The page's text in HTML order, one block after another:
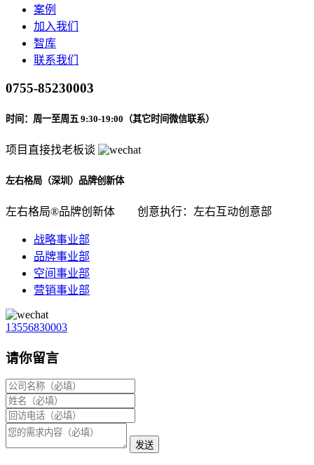
案例
加入我们
智库
联系我们
0755-85230003
时间：周一至周五 9:30-19:00（其它时间微信联系）
项目直接找老板谈
左右格局（深圳）品牌创新体
左右格局®品牌创新体 创意执行：左右互动创意部
战略事业部
品牌事业部
空间事业部
营销事业部
13556830003
请你留言
发送